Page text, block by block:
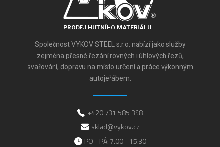
PRODEJ HUTNÍHO MATERIÁLU
Společnost VYKOV STEEL s.r.o. nabízí jako služby
zejména přesné řezání rovných i úhlových řezů,
svařování, dopravu na místo určení a práce výkonným
autojeřábem.
+420 731 585 398
sklad@vykov.cz
PO - PÁ: 7.00 - 15.30